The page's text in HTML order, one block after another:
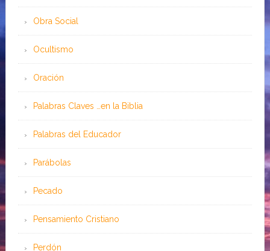
Obra Social
Ocultismo
Oración
Palabras Claves …en la Biblia
Palabras del Educador
Parábolas
Pecado
Pensamiento Cristiano
Perdón